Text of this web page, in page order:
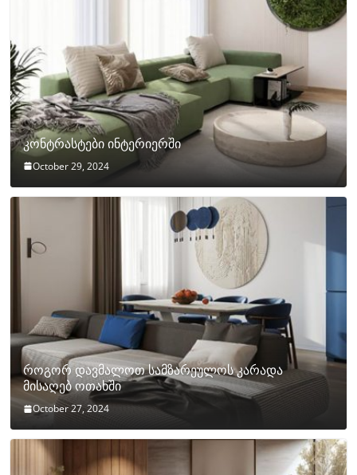
კონტრასტები ინტერიერში
October 29, 2024
როგორ დავმალოთ სამზარეულოს კარადა
მისაღებ ოთახში
October 27, 2024